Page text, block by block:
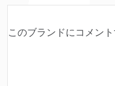
このブランドにコメント